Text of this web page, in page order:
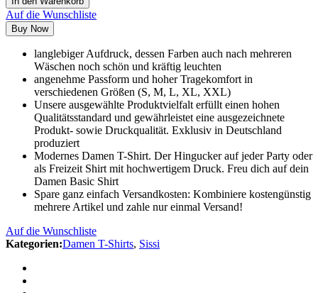
Auf die Wunschliste
Buy Now
langlebiger Aufdruck, dessen Farben auch nach mehreren
Wäschen noch schön und kräftig leuchten
angenehme Passform und hoher Tragekomfort in
verschiedenen Größen (S, M, L, XL, XXL)
Unsere ausgewählte Produktvielfalt erfüllt einen hohen
Qualitätsstandard und gewährleistet eine ausgezeichnete
Produkt- sowie Druckqualität. Exklusiv in Deutschland
produziert
Modernes Damen T-Shirt. Der Hingucker auf jeder Party oder
als Freizeit Shirt mit hochwertigem Druck. Freu dich auf dein
Damen Basic Shirt
Spare ganz einfach Versandkosten: Kombiniere kostengünstig
mehrere Artikel und zahle nur einmal Versand!
Auf die Wunschliste
Kategorien:Damen T-Shirts, Sissi